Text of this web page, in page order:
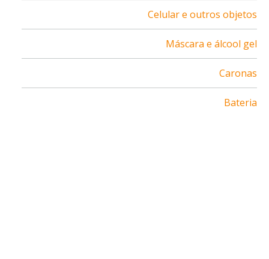
Celular e outros objetos
Máscara e álcool gel
Caronas
Bateria